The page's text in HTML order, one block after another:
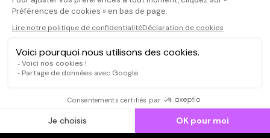
CONNEXION
Qui sommes-nous ?